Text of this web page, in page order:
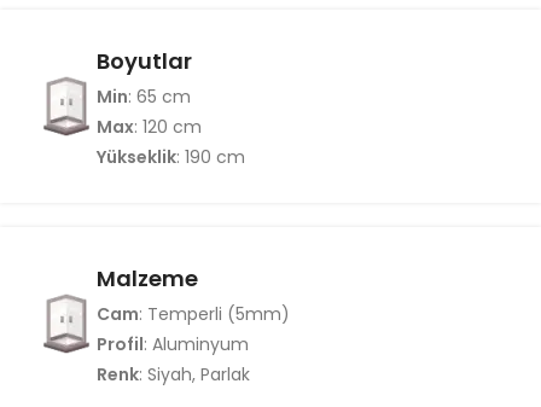
Boyutlar
Min: 65 cm
Max: 120 cm
Yükseklik: 190 cm
Malzeme
Cam: Temperli (5mm)
Profil: Aluminyum
Renk: Siyah, Parlak